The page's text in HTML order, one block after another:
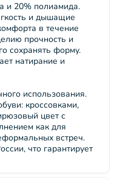
и 20% полиамида.
и дышащие
в течение
прочность и
сохранять форму.
натирание и
использования.
кроссовками,
цвет с
как для
встреч.
что гарантирует